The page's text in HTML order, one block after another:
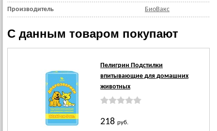
Производитель БиоВакс
С данным товаром покупают
Пелигрин Подстилки
впитывающие для домашних
животных
218руб.